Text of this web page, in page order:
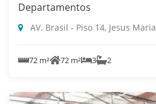
Departamentos
AV. Brasil - Piso 14, Jesus Maria
72 m² 72 m² 3 2